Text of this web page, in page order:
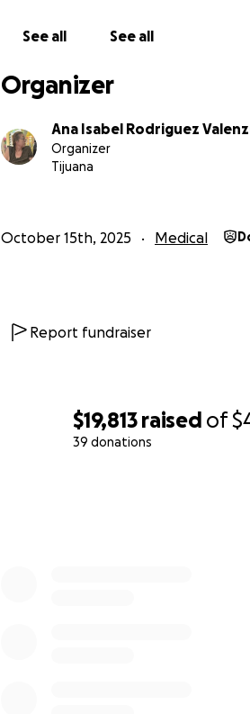
$19,813 raised of
39 donations
See all See all
Organizer
Ana Isabel Rodriguez
Organizer
Tijuana
October 15th, 2025 Medical
Report fundraiser